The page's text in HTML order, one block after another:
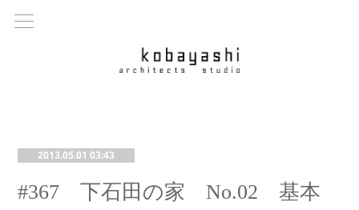
2013.05.01 03:43
#367 下石田の家 No.02 基本